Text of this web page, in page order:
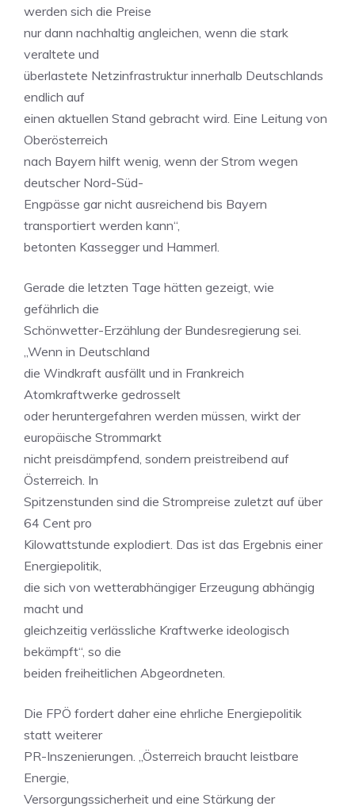
werden sich die Preise
nur dann nachhaltig angleichen, wenn die stark
veraltete und
überlastete Netzinfrastruktur innerhalb Deutschlands
endlich auf
einen aktuellen Stand gebracht wird. Eine Leitung von
Oberösterreich
nach Bayern hilft wenig, wenn der Strom wegen
deutscher Nord-Süd-
Engpässe gar nicht ausreichend bis Bayern
transportiert werden kann“,
betonten Kassegger und Hammerl.
Gerade die letzten Tage hätten gezeigt, wie
gefährlich die
Schönwetter-Erzählung der Bundesregierung sei.
„Wenn in Deutschland
die Windkraft ausfällt und in Frankreich
Atomkraftwerke gedrosselt
oder heruntergefahren werden müssen, wirkt der
europäische Strommarkt
nicht preisdämpfend, sondern preistreibend auf
Österreich. In
Spitzenstunden sind die Strompreise zuletzt auf über
64 Cent pro
Kilowattstunde explodiert. Das ist das Ergebnis einer
Energiepolitik,
die sich von wetterabhängiger Erzeugung abhängig
macht und
gleichzeitig verlässliche Kraftwerke ideologisch
bekämpft“, so die
beiden freiheitlichen Abgeordneten.
Die FPÖ fordert daher eine ehrliche Energiepolitik
statt weiterer
PR-Inszenierungen. „Österreich braucht leistbare
Energie,
Versorgungssicherheit und eine Stärkung der